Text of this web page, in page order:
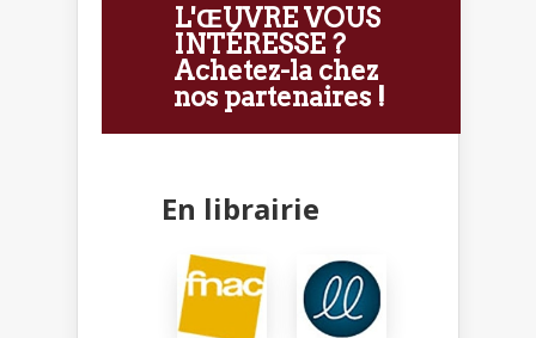
L'ŒUVRE VOUS
INTÉRESSE ?
Achetez-la chez
nos partenaires !
En librairie